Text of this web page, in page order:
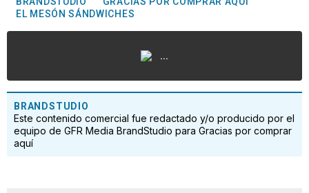
EL MESÓN SÁNDWICHES
...
BRANDSTUDIO
Este contenido comercial fue redactado y/o producido por el
equipo de GFR Media BrandStudio para Gracias por comprar
aquí